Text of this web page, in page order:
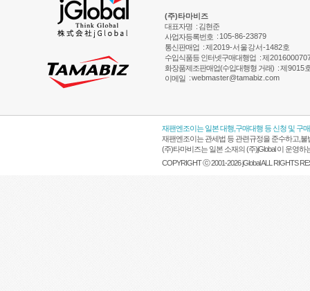
(주)타마비즈
대표자명 : 김현준
사업자등록번호 : 105-86-23879
통신판매업 :제2019-서울강서-1482호
수입식품등 인터넷구매대행업 :제
화장품제조판매업(수입대행형 거래) :제9015
이메일 :webmaster@tamabiz.com
재팬엔조이는 일본 대행,구매대행 등 신청 및 구
재팬엔조이는 관세법 등 관련규정을 준수하고,
(주)타마비즈는 일본 소재의 (주)jGlobal 이 운영
COPYRIGHT ⓒ 2001-2026 jGlobal ALL RIGHTS